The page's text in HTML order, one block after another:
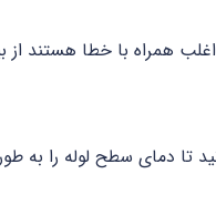
همراه با خطا هستند از
تا دمای سطح لوله را به